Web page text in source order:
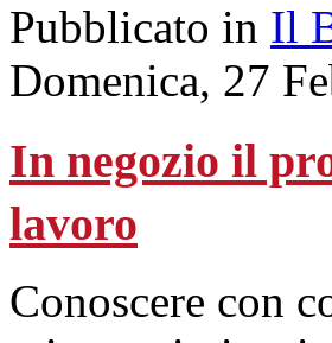
Pubblicato in Il
Domenica, 27
In negozio il
lavoro
Conoscere con